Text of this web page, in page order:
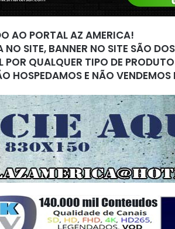
AO PORTAL AZ AMERICA!
SITE, BANNER NO SITE SÃO
POR QUALQUER TIPO DE
HOSPEDAMOS E NÃO